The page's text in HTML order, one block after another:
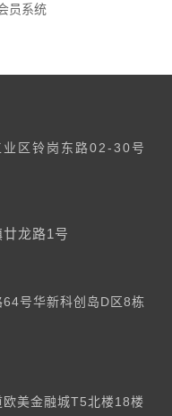
员系统
区铃岗东路02-30号
龙路1号
号华新科创岛D区8栋
美金融城T5北楼18楼